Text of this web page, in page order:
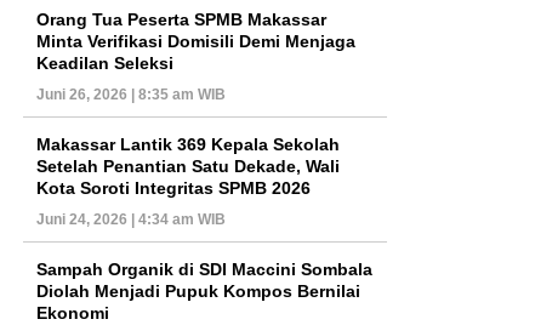
Orang Tua Peserta SPMB Makassar
Minta Verifikasi Domisili Demi Menjaga
Keadilan Seleksi
Juni 26, 2026 | 8:35 am WIB
Makassar Lantik 369 Kepala Sekolah
Setelah Penantian Satu Dekade, Wali
Kota Soroti Integritas SPMB 2026
Juni 24, 2026 | 4:34 am WIB
Sampah Organik di SDI Maccini Sombala
Diolah Menjadi Pupuk Kompos Bernilai
Ekonomi